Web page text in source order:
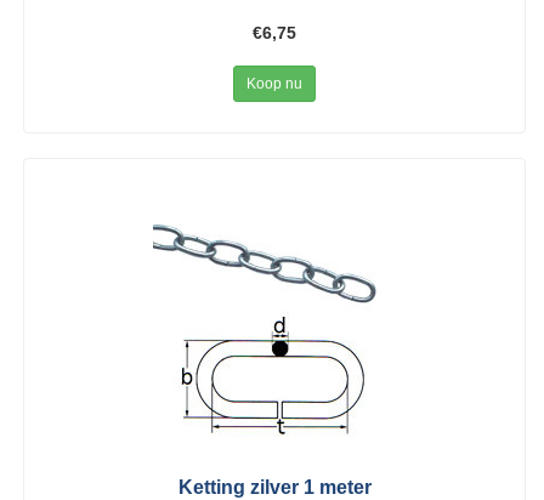
€6,75
Koop nu
Ketting zilver 1 meter